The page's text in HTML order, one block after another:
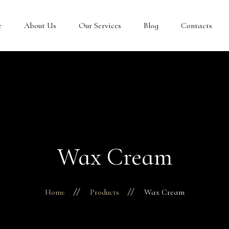
About Us Our Services Blog Contacts
Wax Cream
Home Products Wax Cream